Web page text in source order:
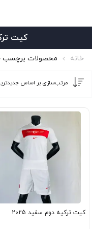
کیت
خانه محصولات برچسب
کیت ترکیه دوم سفید 2025